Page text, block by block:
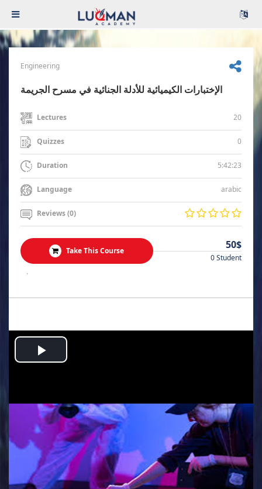
Engineering
الإختبارات الكيميائية للأدلة الجنائية في مسرح الجريمة
Lectures 20
Quizzes 0
Duration 5:42:23
Language arabic
Reviews (0)
Take This Course 50$
0 Student
.
Play